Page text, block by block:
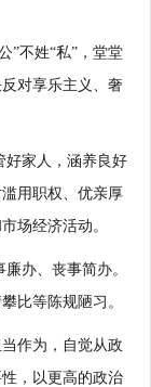
不姓“私”，堂堂
对享乐主义、奢
家人，涵养良好
用职权、优亲厚
场经济活动。
办、丧事简办。
比等陈规陋习。
作为，自觉从政
，以更高的政治